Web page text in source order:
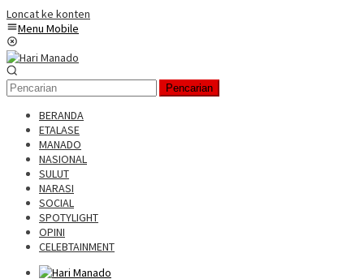
Loncat ke konten
Menu Mobile
Pencarian
BERANDA
ETALASE
MANADO
NASIONAL
SULUT
NARASI
SOCIAL
SPOTYLIGHT
OPINI
CELEBTAINMENT